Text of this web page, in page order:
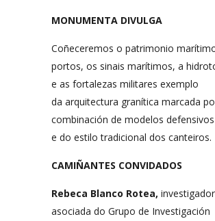
MONUMENTA DIVULGA
Coñeceremos o patrimonio
portos, os sinais marítimos, a
e as fortalezas militares exemplo
da arquitectura granítica marcada
combinación de modelos
e do estilo tradicional dos canteiros.
CAMIÑANTES CONVIDADOS
Rebeca Blanco Rotea,
asociada do Grupo de Investigación